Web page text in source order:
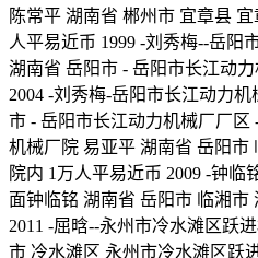
陈常平 湖南省 郴州市 宜章县
人平易近币 1999 -刘秀梅--岳阳
湖南省 岳阳市 - 岳阳市长江动
2004 -刘秀梅-岳阳市长江动力
市 - 岳阳市长江动力机械厂厂区
机械厂院 易亚平 湖南省 岳阳市
院内 1万人平易近币 2009 -钟临
面钟临铭 湖南省 岳阳市 临湘
2011 -屈晗--永州市冷水滩区跃
市 冷水滩区 永州市冷水滩区跃